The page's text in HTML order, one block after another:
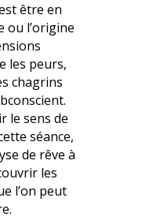
être en
ou l’origine
les peurs,
chagrins
le sens de
séance,
de rêve à
les
l’on peut